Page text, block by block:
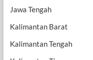
Jawa Tengah
Kalimantan Barat
Kalimantan Tengah